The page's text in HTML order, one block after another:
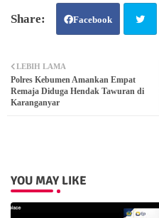
Facebook
ter
LEBIH LAMA
Polres Kebumen Amankan Empat
Remaja Diduga Hendak Tawuran di
Karanganyar
YOU MAY LIKE